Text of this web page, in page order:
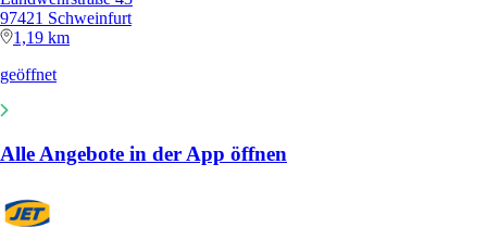
97421 Schweinfurt
1,19 km
geöffnet
Alle Angebote in der App öffnen